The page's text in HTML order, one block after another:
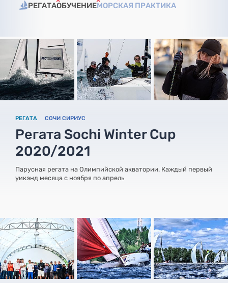
РЕГАТАОБУЧЕНИЕМОРСКАЯ ПРАКТИКА
РЕГАТА СОЧИ СИРИУС
Регата Sochi Winter Cup
2020/2021
Парусная регата на Олимпийской акватории. Каждый первый
уикэнд месяца с ноября по апрель